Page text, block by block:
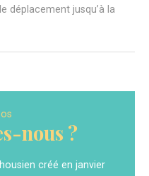
déplacement jusqu’à la
nous ?
créé en janvier